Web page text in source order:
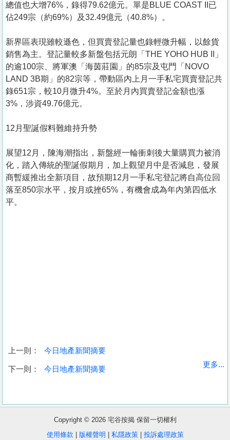
收
盤
總值也大增76%，錄得79.62億元。單是BLUE COAST II已
佔249宗（約69%）及32.49億元（40.8%）。
新界區表現雖較遜色，但買賣登記量也錄輕微升幅，以餘貨
銷售為主。登記量較多新盤包括元朗「THE YOHO HUB II」
的逾100宗、將軍澳「海茵莊園」的85宗及屯門「NOVO
LAND 3B期」的82宗等，帶動區內上月一手私宅買賣登記共
錄651宗，較10月微升4%。至於月內買賣登記金額也漲
3%，涉資49.76億元。
12月聖誕假料難維持升勢
展望12月，陳海潮指出，新盤經一輪衝刺後大量購買力被消
化，踏入傳統的聖誕假期月，加上觀望月中是否減息，發展
商暫緩推出全新項目，故預期12月一手私宅登記將自高位回
落至850宗水平，按月或挫65%，有機會成為年內第四低水
平。
上一則： 今日地產新聞摘要
下一則： 今日地產新聞摘要
更多...
Copyright © 2026 宅谷按揭 保留一切權利
使用條款
版權聲明 私隱政策| 投訴處理政策